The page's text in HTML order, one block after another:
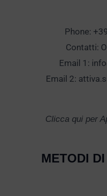
Phone:
Contatti:
Email 1:
Email 2:
Clicca qui per
METODI